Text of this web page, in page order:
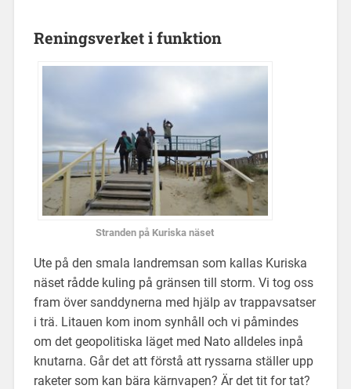
Reningsverket i funktion
Stranden på Kuriska näset
Ute på den smala landremsan som kallas Kuriska
näset rådde kuling på gränsen till storm. Vi tog oss
fram över sanddynerna med hjälp av trappavsatser
i trä. Litauen kom inom synhåll och vi påmindes
om det geopolitiska läget med Nato alldeles inpå
knutarna. Går det att förstå att ryssarna ställer upp
raketer som kan bära kärnvapen? Är det tit for tat?